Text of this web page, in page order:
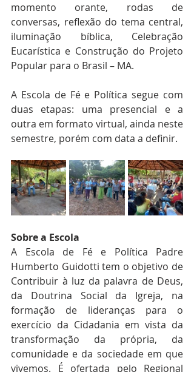
momento orante, rodas de
conversas, reflexão do tema central,
iluminação bíblica, Celebração
Eucarística e Construção do Projeto
Popular para o Brasil – MA.
A Escola de Fé e Política segue com
duas etapas: uma presencial e a
outra em formato virtual, ainda neste
semestre, porém com data a definir.
Sobre a Escola
A Escola de Fé e Política Padre
Humberto Guidotti tem o objetivo de
Contribuir à luz da palavra de Deus,
da Doutrina Social da Igreja, na
formação de lideranças para o
exercício da Cidadania em vista da
transformação da própria, da
comunidade e da sociedade em que
vivemos. É ofertada pelo Regional